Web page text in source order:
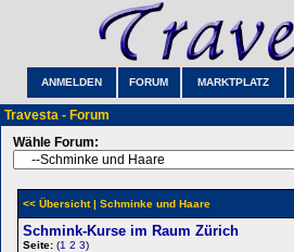
ANMELDEN FORUM MARKTPLATZ
Travesta - Forum
Wähle Forum:
<< Übersicht| Schminke und Haare
Schmink-Kurse im Raum Zürich
Seite: (1 2 3)